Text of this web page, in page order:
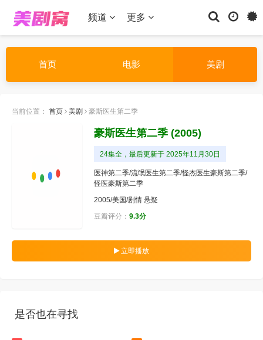
频道 更多
首页 电影 美剧
当前位置： 首页 美剧 豪斯医生第二季
豪斯医生第二季 (2005)
24集全，最后更新于 2025年11月30日
医神第二季/流氓医生第二季/怪杰医生豪斯第二季/
怪医豪斯第二季
2005/美国/剧情 悬疑
豆瓣评分： 9.3分
立即播放
是否也在寻找